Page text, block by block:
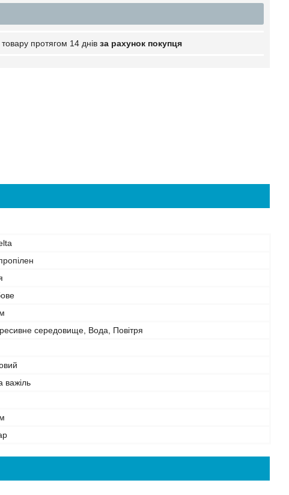
протягом 14 днів за рахунок покупця
середовище, Вода, Повітря
важіль